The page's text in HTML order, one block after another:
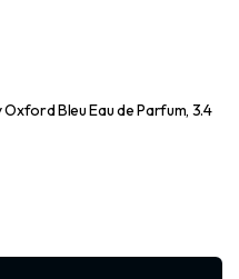
Bleu Eau de Parfum, 3.4